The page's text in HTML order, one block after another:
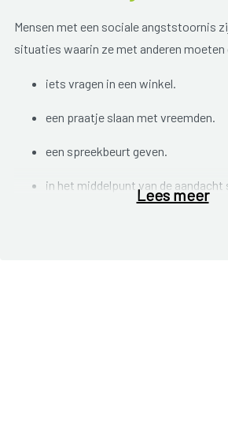
Mensen met een sociale angststoornis
situaties waarin ze met anderen moeten
iets vragen in een winkel.
een praatje slaan met vreemden.
een spreekbeurt geven.
in het middelpunt van de aandacht
Lees meer